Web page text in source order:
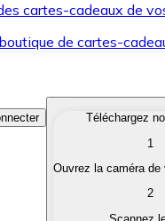
cartes-cadeaux de
de cartes-
Cryptomonnaies
cryptomonnaies qui
vos cryptomonnaies
Téléchargez
1
Ouvrez la caméra de
2